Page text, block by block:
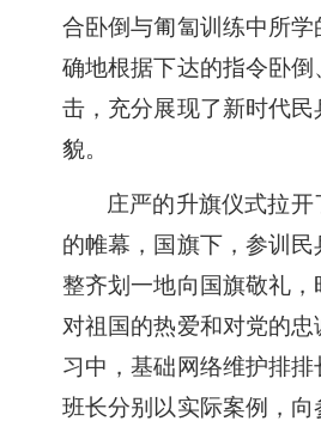
合卧倒与匍匐训练中所
确地根据下达的指令卧
击，充分展现了新时代
貌。
庄严的升旗仪式拉
的帷幕，国旗下，参训民
整齐划一地向国旗敬礼
对祖国的热爱和对党的
习中，基础网络维护排
班长分别以实际案例，向